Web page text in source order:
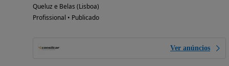
Queluz e Belas (Lisboa)
Profissional • Publicado
Ver anúncios